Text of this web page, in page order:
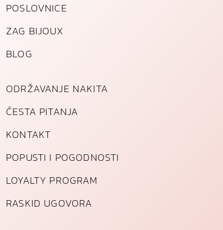
POSLOVNICE
ZAG BIJOUX
BLOG
ODRŽAVANJE NAKITA
ČESTA PITANJA
KONTAKT
POPUSTI I POGODNOSTI
LOYALTY PROGRAM
RASKID UGOVORA